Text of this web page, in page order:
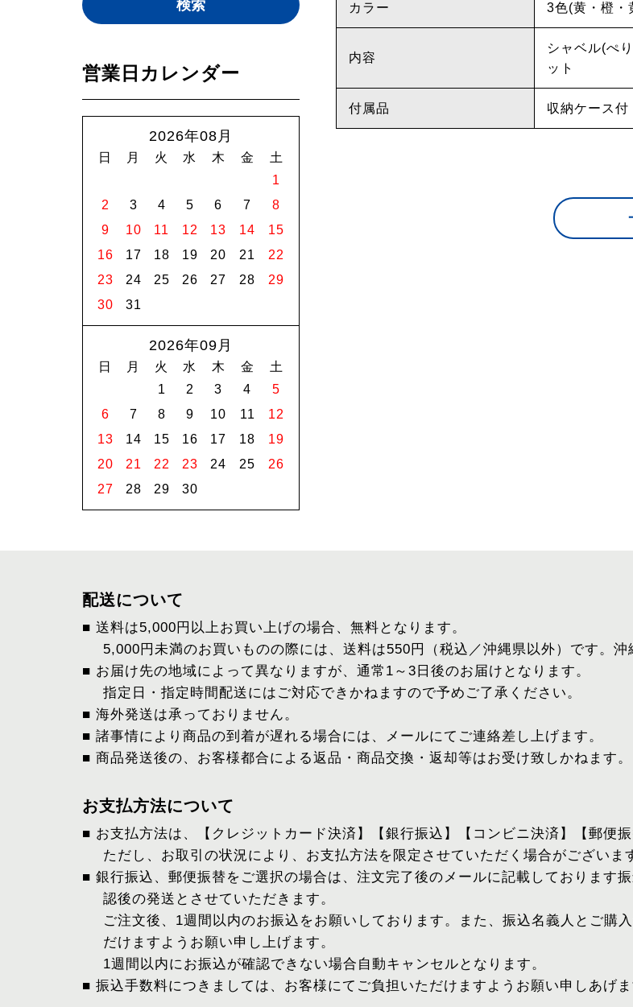
営業日カレンダー
2026年08月
日 月 火 水 木 金
土
1
2
3 4 5 6 7
8
9
10 11 12 13 14
15
16
17 18 19 20 21
22
23
24 25 26 27 28
29
30
31
2026年09月
日 月 火 水 木 金
土
1
2 3 4
5
6
7 8 9 10 11
12
13
14 15 16 17 18
19
20
21 22 23 24 25
26
27
28 29 30
カラー 3色(黄・橙・
内容
シャベル(ぺ
ット
付属品 収納ケース付
配送について
■ 送料は5,000円以上お買い上げの場合、無料となります。
5,000円未満のお買いものの際には、送料は550円（税込／沖縄県以外）です。
■ お届け先の地域によって異なりますが、通常1～3日後のお届けとなります。
指定日・指定時間配送にはご対応できかねますので予めご了承ください。
■ 海外発送は承っておりません。
■ 諸事情により商品の到着が遅れる場合には、メールにてご連絡差し上げます。
■ 商品発送後の、お客様都合による返品・商品交換・返却等はお受け致しかねます。
お支払方法について
■ お支払方法は、【クレジットカード決済】【銀行振込】【コンビニ決済】【郵便
ただし、お取引の状況により、お支払方法を限定させていただく場合がございま
■ 銀行振込、郵便振替をご選択の場合は、注文完了後のメールに記載しております
認後の発送とさせていただきます。
ご注文後、1週間以内のお振込をお願いしております。また、振込名義人とご購
だけますようお願い申し上げます。
1週間以内にお振込が確認できない場合自動キャンセルとなります。
■ 振込手数料につきましては、お客様にてご負担いただけますようお願い申しあげま